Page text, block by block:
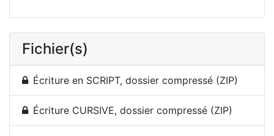
Fichier(s)
Écriture en SCRIPT, dossier compressé (ZIP)
Écriture CURSIVE, dossier compressé (ZIP)